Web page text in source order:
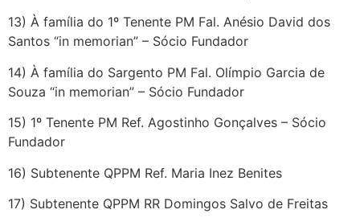
13) À família do 1º Tenente PM Fal. Anésio David dos
Santos “in memorian” – Sócio Fundador
14) À família do Sargento PM Fal. Olímpio Garcia de
Souza “in memorian” – Sócio Fundador
15) 1º Tenente PM Ref. Agostinho Gonçalves – Sócio
Fundador
16) Subtenente QPPM Ref. Maria Inez Benites
17) Subtenente QPPM RR Domingos Salvo de Freitas